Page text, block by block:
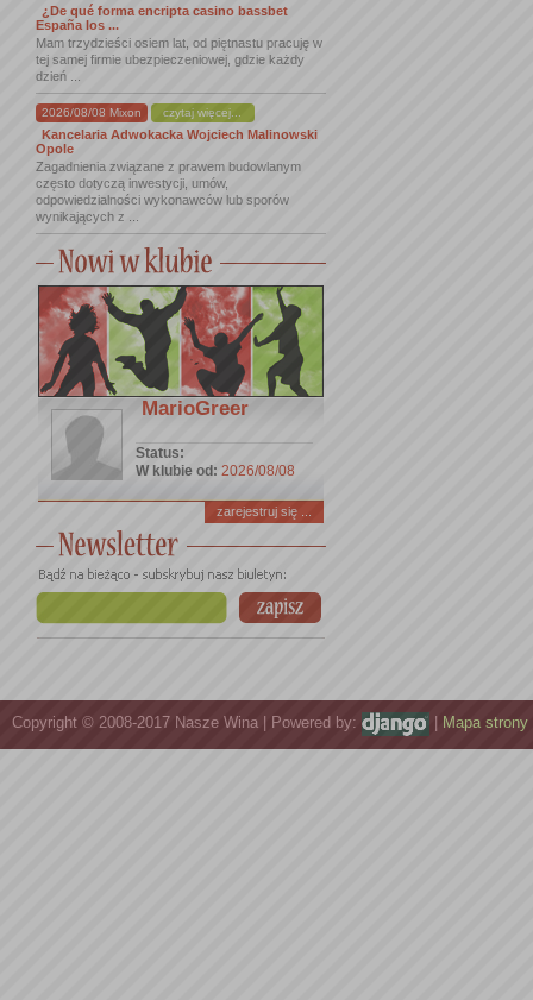
¿De qué forma encripta casino bassbet
España los ...
Mam trzydzieści osiem lat, od piętnastu pracuję w
tej samej firmie ubezpieczeniowej, gdzie każdy
dzień ...
2026/08/08 Mixon czytaj więcej...
Kancelaria Adwokacka Wojciech Malinowski
Opole
Zagadnienia związane z prawem budowlanym
często dotyczą inwestycji, umów,
odpowiedzialności wykonawców lub sporów
wynikających z ...
MarioGreer
Status:
W klubie od: 2026/08/08
zarejestruj się ...
Copyright © 2008-2017 Nasze Wina | Powered by: Mapa strony